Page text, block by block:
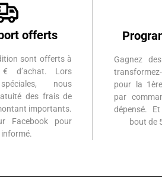
offerts
sont offerts à
d’achat. Lors
nous
des frais de
importants.
Facebook pour
Gagnez
pour la
par
dépensé.
bout de